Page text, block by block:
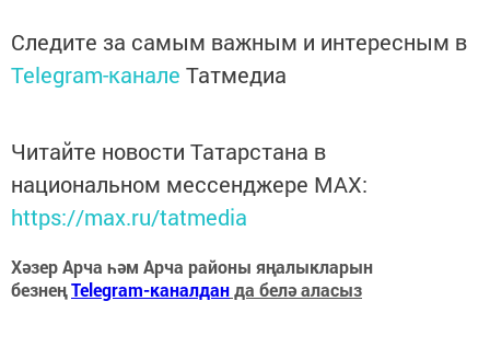
Следите за самым важным и интересным в
Telegram-канале Татмедиа
Читайте новости Татарстана в
национальном мессенджере MАХ:
https://max.ru/tatmedia
Хәзер Арча һәм Арча районы яңалыкларын
безнеңTelegram-каналданда белә аласыз